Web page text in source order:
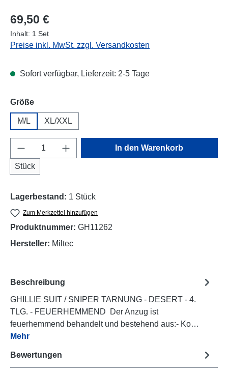
Regulärer Preis:
69,50 €
Inhalt: 1 Set
Preise inkl. MwSt. zzgl. Versandkosten
Sofort verfügbar, Lieferzeit: 2-5 Tage
Größeauswählen
M/L XL/XXL
Produkt Anzahl: Gib den gewünschten
Stück
In den Warenkorb
Lagerbestand: 1 Stück
Zum Merkzettel hinzufügen
Produktnummer: GH11262
Hersteller: Miltec
Beschreibung
GHILLIE SUIT / SNIPER TARNUNG - DESERT - 4.
TLG. - FEUERHEMMEND Der Anzug ist
feuerhemmend behandelt und bestehend aus:- Ko…
Mehr
Bewertungen